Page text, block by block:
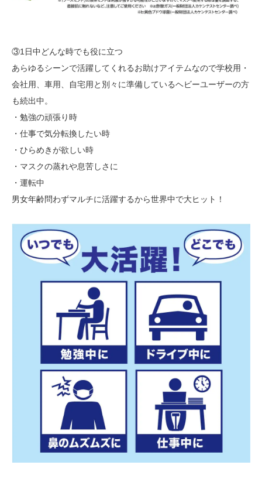
③1日中どんな時でも役に立つ
あらゆるシーンで活躍してくれるお助けアイテムなので学校用・
会社用、車用、自宅用と別々に準備しているヘビーユーザーの方
も続出中。
・勉強の頑張り時
・仕事で気分転換したい時
・ひらめきが欲しい時
・マスクの蒸れや息苦しさに
・運転中
男女年齢問わずマルチに活躍するから世界中で大ヒット！